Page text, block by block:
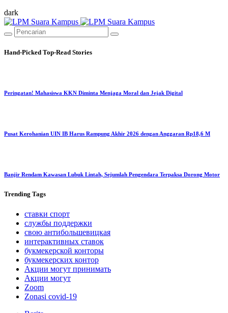
dark
Hand-Picked Top-Read Stories
Peringatan! Mahasiswa KKN Diminta Menjaga Moral dan Jejak Digital
Pusat Kerohanian UIN IB Harus Rampung Akhir 2026 dengan Anggaran Rp18,6 M
Banjir Rendam Kawasan Lubuk Lintah, Sejumlah Pengendara Terpaksa Dorong Motor
Trending Tags
ставки спорт
службы поддержки
свою антибольшевицкая
интерактивных ставок
букмекерской конторы
букмекерских контор
Акции могут принимать
Акции могут
Zoom
Zonasi covid-19